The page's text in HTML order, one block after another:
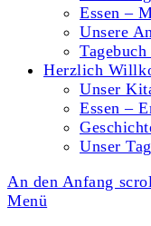
Essen –
Unsere
Herzlich
Unser
Essen –
Unser
An den Anfang
Menü